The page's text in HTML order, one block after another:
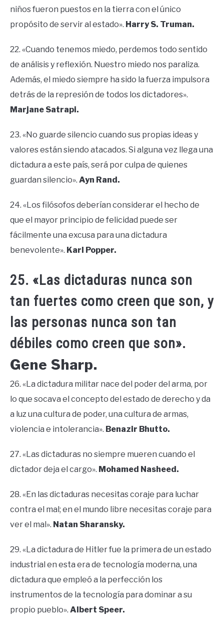
niños fueron puestos en la tierra con el único
propósito de servir al estado». Harry S. Truman.
22. «Cuando tenemos miedo, perdemos todo sentido
de análisis y reflexión. Nuestro miedo nos paraliza.
Además, el miedo siempre ha sido la fuerza impulsora
detrás de la represión de todos los dictadores».
Marjane Satrapi.
23. «No guarde silencio cuando sus propias ideas y
valores están siendo atacados. Si alguna vez llega una
dictadura a este país, será por culpa de quienes
guardan silencio». Ayn Rand.
24. «Los filósofos deberían considerar el hecho de
que el mayor principio de felicidad puede ser
fácilmente una excusa para una dictadura
benevolente». Karl Popper.
25. «Las dictaduras nunca son
tan fuertes como creen que son, y
las personas nunca son tan
débiles como creen que son».
Gene Sharp.
26. «La dictadura militar nace del poder del arma, por
lo que socava el concepto del estado de derecho y da
a luz una cultura de poder, una cultura de armas,
violencia e intolerancia». Benazir Bhutto.
27. «Las dictaduras no siempre mueren cuando el
dictador deja el cargo». Mohamed Nasheed.
28. «En las dictaduras necesitas coraje para luchar
contra el mal; en el mundo libre necesitas coraje para
ver el mal». Natan Sharansky.
29. «La dictadura de Hitler fue la primera de un estado
industrial en esta era de tecnología moderna, una
dictadura que empleó a la perfección los
instrumentos de la tecnología para dominar a su
propio pueblo». Albert Speer.